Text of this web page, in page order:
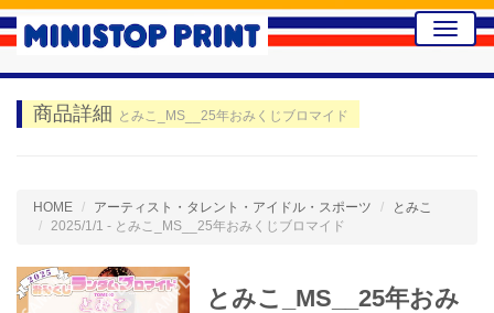
Toggle
商品詳細 とみこ_MS__25年おみくじブロマイド
HOME アーティスト・タレント・アイドル・スポーツ
とみこ
2025/1/1 - とみこ_MS__25年おみくじブロマイド
とみこ_MS__25年おみ